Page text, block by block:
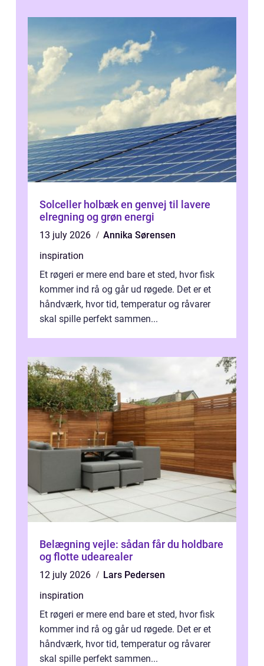
Solceller holbæk en genvej til lavere
elregning og grøn energi
13 july 2026
Annika Sørensen
inspiration
Et røgeri er mere end bare et sted, hvor fisk
kommer ind rå og går ud røgede. Det er et
håndværk, hvor tid, temperatur og råvarer
skal spille perfekt sammen...
Belægning vejle: sådan får du holdbare
og flotte udearealer
12 july 2026
Lars Pedersen
inspiration
Et røgeri er mere end bare et sted, hvor fisk
kommer ind rå og går ud røgede. Det er et
håndværk, hvor tid, temperatur og råvarer
skal spille perfekt sammen...